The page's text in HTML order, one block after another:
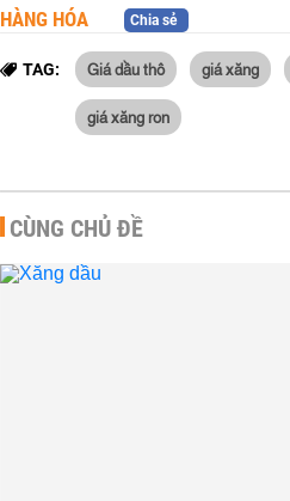
HÀNG HÓA Chia sẻ
TAG: Giá dầu thô giá xăng
giá xăng ron
CÙNG CHỦ ĐỀ